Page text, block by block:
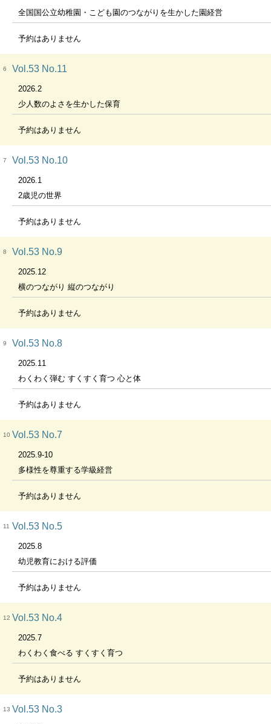
全国国公立幼稚園・こども園のつながりを生かした園経営
予約はありません
6 Vol.53 No.11
2026.2
少人数のよさを生かした保育
予約はありません
7 Vol.53 No.10
2026.1
2歳児の世界
予約はありません
8 Vol.53 No.9
2025.12
横のつながり 縦のつながり
予約はありません
9 Vol.53 No.8
2025.11
わくわく弾む すくすく育つ 心と体
予約はありません
10 Vol.53 No.7
2025.9-10
多様性を尊重する学級経営
予約はありません
11 Vol.53 No.5
2025.8
幼児教育における評価
予約はありません
12 Vol.53 No.4
2025.7
わくわく食べる すくすく育つ
予約はありません
13 Vol.53 No.3